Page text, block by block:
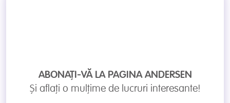
ABONAȚI-VĂ LA PAGINAANDERSEN
Și aflați o mulțime de lucruri interesante!